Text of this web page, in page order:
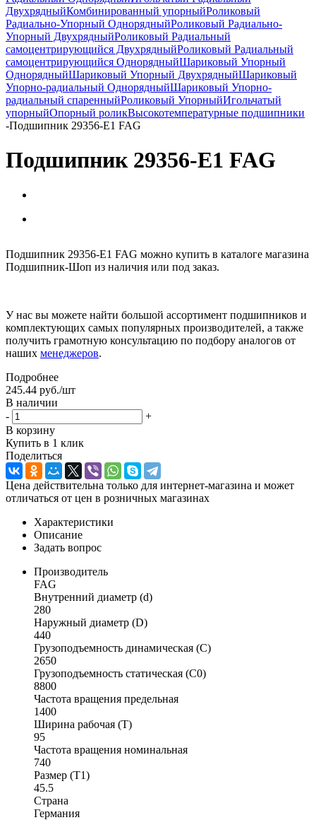
ДвухрядныйКомбинированный упорныйРоликовый
Радиально-Упорный ОднорядныйРоликовый Радиально-
Упорный ДвухрядныйРоликовый Радиальный
самоцентрирующийся ДвухрядныйРоликовый Радиальный
самоцентрирующийся ОднорядныйШариковый Упорный
ОднорядныйШариковый Упорный ДвухрядныйШариковый
Упорно-радиальный ОднорядныйШариковый Упорно-
радиальный спаренныйРоликовый УпорныйИгольчатый
упорныйОпорный роликВысокотемпературные подшипники
-Подшипник 29356-E1 FAG
Подшипник 29356-E1 FAG
Подшипник 29356-E1 FAG можно купить в каталоге магазина
Подшипник-Шоп из наличия или под заказ.
У нас вы можете найти большой ассортимент подшипников и
комплектующих самых популярных производителей, а также
получить грамотную консультацию по подбору аналогов от
наших менеджеров.
Подробнее
245.44 руб./шт
В наличии
-
+
В корзину
Купить в 1 клик
Поделиться
Цена действительна только для интернет-магазина и может
отличаться от цен в розничных магазинах
Характеристики
Описание
Задать вопрос
Производитель
FAG
Внутренний диаметр (d)
280
Наружный диаметр (D)
440
Грузоподъемность динамическая (C)
2650
Грузоподъемность статическая (C0)
8800
Частота вращения предельная
1400
Ширина рабочая (T)
95
Частота вращения номинальная
740
Размер (T1)
45.5
Страна
Германия